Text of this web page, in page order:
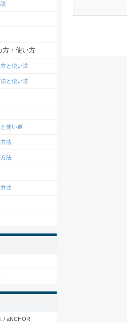
方・使い方
と使い道
と使い道
使い道
法
法
法
/ aNCHOR